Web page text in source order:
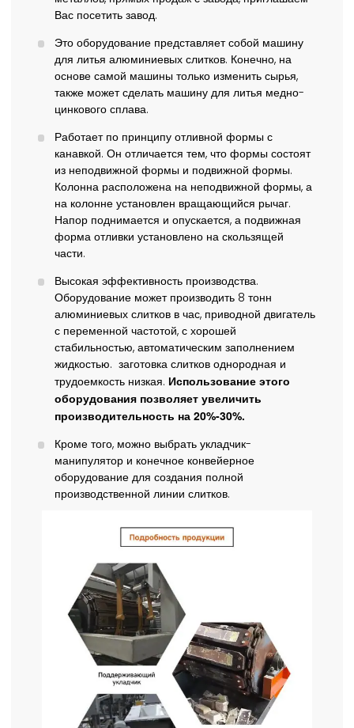
Вас посетить завод.
Это оборудование представляет собой машину
для литья алюминиевых слитков. Конечно, на
основе самой машины только изменить сырья,
также может сделать машину для литья медно-
цинкового сплава.
Работает по принципу отливной формы с
канавкой. Он отличается тем, что формы состоят
из неподвижной формы и подвижной формы.
Колонна расположена на неподвижной формы, а
на колонне установлен вращающийся рычаг.
Напор поднимается и опускается, а подвижная
форма отливки установлено на скользящей
части.
Высокая эффективность производства.
Оборудование может производить 8 тонн
алюминиевых слитков в час, приводной двигатель
с переменной частотой, с хорошей
стабильностью, автоматическим заполнением
жидкостью. заготовка слитков однородная и
трудоемкость низкая. Использование этого
оборудования позволяет увеличить
производительность на 20%-30%.
Кроме того, можно выбрать укладчик-
манипулятор и конечное конвейерное
оборудование для создания полной
производственной линии слитков.